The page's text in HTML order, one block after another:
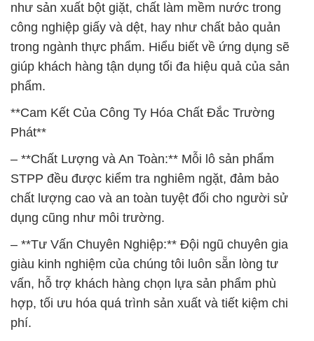
như sản xuất bột giặt, chất làm mềm nước trong
công nghiệp giấy và dệt, hay như chất bảo quản
trong ngành thực phẩm. Hiểu biết về ứng dụng sẽ
giúp khách hàng tận dụng tối đa hiệu quả của sản
phẩm.
**Cam Kết Của Công Ty Hóa Chất Đắc Trường
Phát**
– **Chất Lượng và An Toàn:** Mỗi lô sản phẩm
STPP đều được kiểm tra nghiêm ngặt, đảm bảo
chất lượng cao và an toàn tuyệt đối cho người sử
dụng cũng như môi trường.
– **Tư Vấn Chuyên Nghiệp:** Đội ngũ chuyên gia
giàu kinh nghiệm của chúng tôi luôn sẵn lòng tư
vấn, hỗ trợ khách hàng chọn lựa sản phẩm phù
hợp, tối ưu hóa quá trình sản xuất và tiết kiệm chi
phí.